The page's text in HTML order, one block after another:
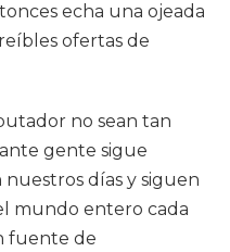
echa una ojeada
ofertas de
no sean tan
gente sigue
días y siguen
mundo entero cada
fuente de